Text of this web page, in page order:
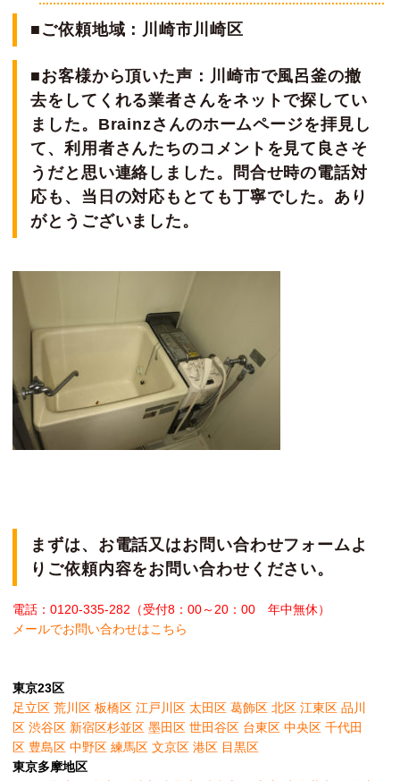
■ご依頼地域：川崎市川崎区
■お客様から頂いた声：川崎市で風呂釜の撤
去をしてくれる業者さんをネットで探してい
ました。Brainzさんのホームページを拝見し
て、利用者さんたちのコメントを見て良さそ
うだと思い連絡しました。問合せ時の電話対
応も、当日の対応もとても丁寧でした。あり
がとうございました。
まずは、お電話又はお問い合わせフォームよ
りご依頼内容をお問い合わせください。
電話：0120-335-282（受付8：00～20：00 年中無休）
メールでお問い合わせはこちら
東京23区
足立区 荒川区 板橋区 江戸川区 太田区 葛飾区 北区 江東区 品川
区 渋谷区 新宿区杉並区 墨田区 世田谷区 台東区 中央区 千代田
区 豊島区 中野区 練馬区 文京区 港区 目黒区
東京多摩地区